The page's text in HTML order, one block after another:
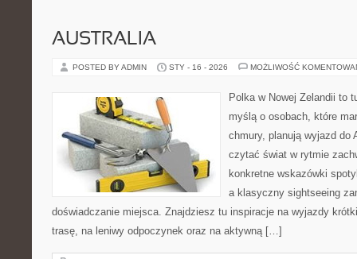
AUSTRALIA
POSTED BY ADMIN STY - 16 - 2026 MOŻLIWOŚĆ
Polka w Nowej Zelandii to
myślą o osobach, które
chmury, planują wyjazd do
czytać świat w rytmie
konkretne wskazówki
a klasyczny sightseeing
doświadczanie miejsca. Znajdziesz tu inspiracje na wyjazdy
trasę, na leniwy odpoczynek oraz na aktywną […]